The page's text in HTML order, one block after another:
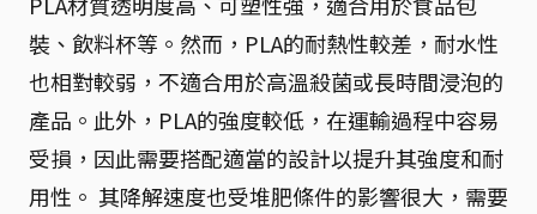
裝、飲料杯等。然而，PLA的耐熱性較差，耐水性
也相對較弱，不適合用於高溫殺菌或長時間浸泡的
產品。此外，PLA的強度較低，在運輸過程中容易
受損，因此需要搭配適當的設計以提升其強度和耐
用性。 其降解速度也受堆肥條件的影響很大，需要